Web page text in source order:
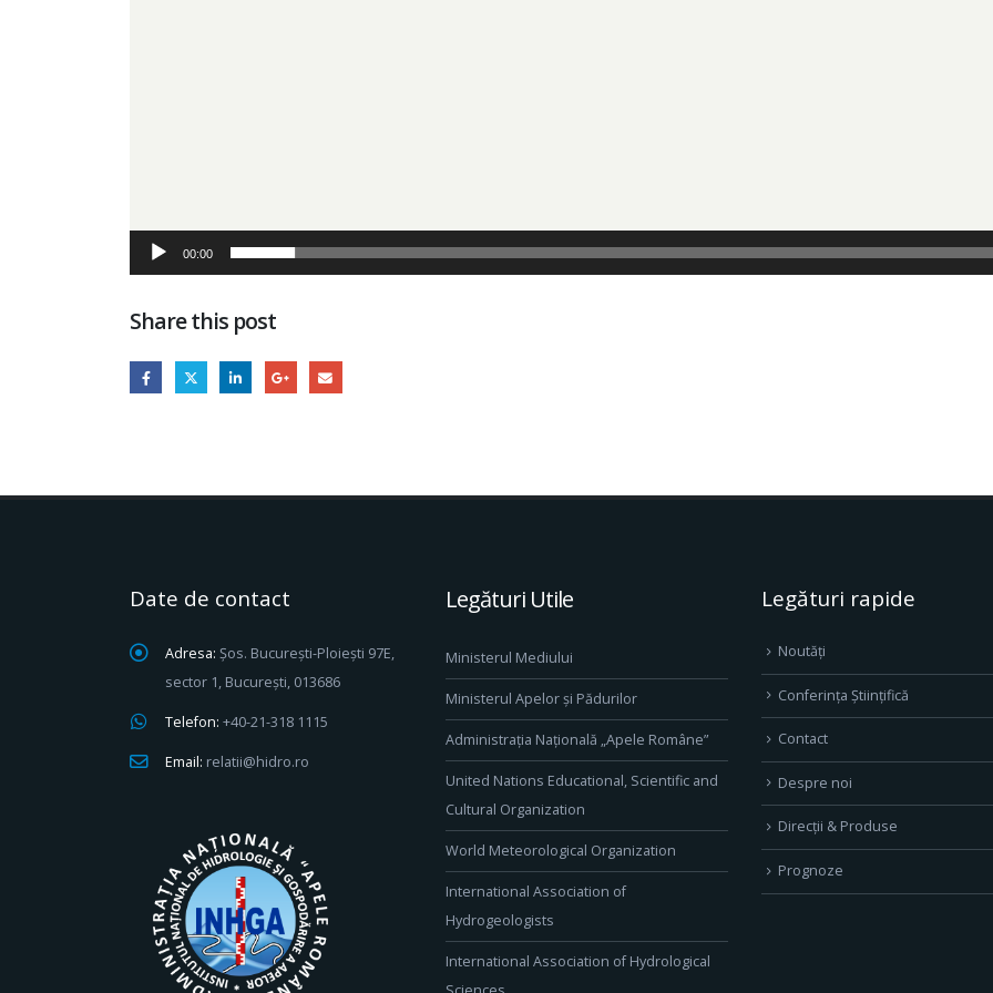
00:00
Share this post
Date de contact
Adresa: Șos. București-Ploiești 97E,
sector 1, București, 013686
Telefon: +40-21-318 1115
Email: relatii@hidro.ro
Legături Utile
Ministerul Mediului
Ministerul Apelor și Pădurilor
Administrația Națională „Apele Române”
United Nations Educational, Scientific and
Cultural Organization
World Meteorological Organization
International Association of
Hydrogeologists
International Association of Hydrological
Legături rapide
Noutăți
Conferința Științifică
Contact
Despre noi
Direcţii & Produse
Prognoze